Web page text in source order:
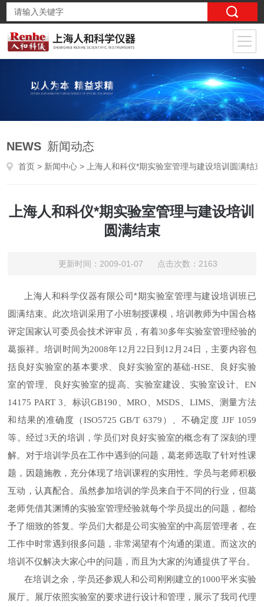
NEWS 新闻动态
首页 > 新闻中心 > 上海人和科仪*期实验室管理与建设培训圆满结束
上海人和科仪*期实验室管理与建设培训
圆满结束
更新时间：2009-01-07 点击次数：2163
上海人和科学仪器有限公司*期实验室管理与建设培训班已
圆满结束。此次培训采用了小班制授课模，培训教师为中国合格
评定国家认可委员会技术评审员 ，有着30多年实验室管理经验的
葛振祥。培训时间为2008年12 月 22日到 12 月 24日 ，主要内容包
括良好实验室的基本要求、良好实验室的基础-HSE、良好实验
室的管理、良好实验室的提高、实验室建设、实验室设计、 EN
14175 PART 3 、标识GB190 、MRO 、MSDS LIMS、测量方法
和结果的准确度（ISO5725 GB/T 6379 ）、不确定度 JJF 1059
等。经过3天的培训，学员们对良好实验室的概念有了深刻的理
解。对于培训学员在工作中遇到的问题，葛老师选取了针对性课
题，因题施教，充分体现了培训课程的实用性。学员与老师积极
互动，认真配合。虽然参加培训的学员来自于不同的行业，但葛
老师凭借其渊博的实验室管理经验就每个学员提出的问题，都给
予了细致的答复。学员们大都是公司实验室的中高层管理者，在
工作中时常遇到很多问题，非常渴望有个沟通的渠道。而这次的
培训不仅解决大家心中的问题，而且为大家的沟通提供了平台。
在培训之余，学员还参观人和公司刚刚建立的1000平米实验
展厅。展厅依照实验室的要求进行设计和管理，展示了我司代理